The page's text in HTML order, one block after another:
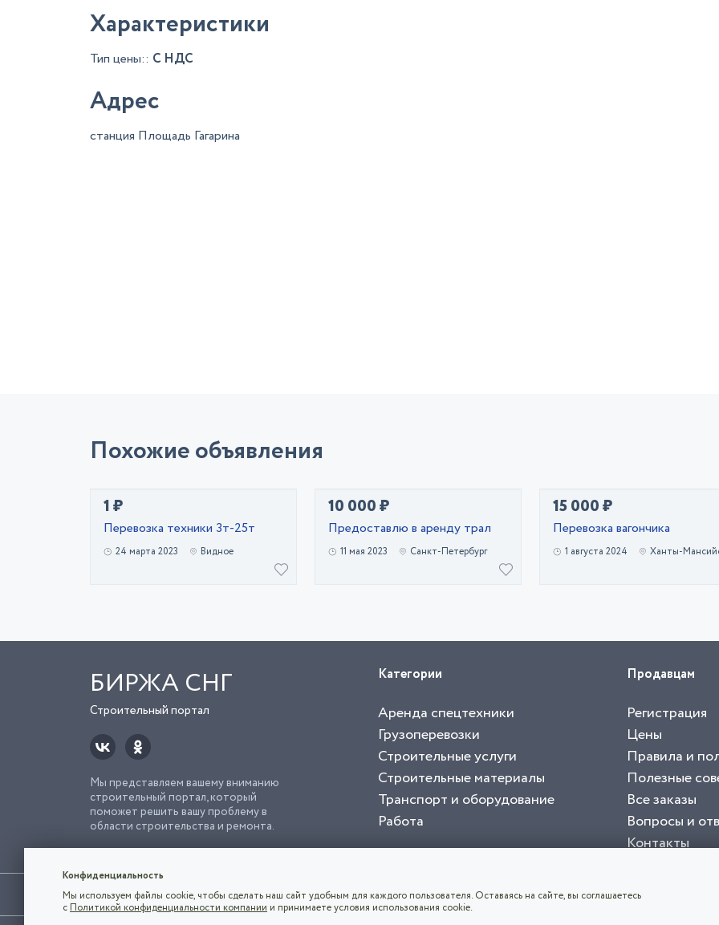
Характеристики
Тип цены:: С НДС
Адрес
станция Площадь Гагарина
Похожие объявления
1 ₽
Перевозка техники 3т-25т
24 марта 2023 Видное
10 000 ₽
Предоставлю в аренду трал
11 мая 2023 Санкт-Петербург
15 000 ₽
Перевозка вагончика
1 августа 2024 Ханты-
БИРЖА СНГ
Строительный портал
Мы представляем вашему вниманию
строительный портал, который
поможет решить вашу проблему в
области строительства и ремонта.
Категории
Аренда спецтехники
Грузоперевозки
Строительные услуги
Строительные материалы
Транспорт и оборудование
Работа
Продавцам
Регистрация
Цены
Правила и
Полезные
Все заказы
Вопросы и
Контакты
Использование сайта, в том числе подача объявлений, означает согласие с
владельца.
Конфиденциальность
Мы используем файлы cookie, чтобы сделать наш сайт удобным для каждого пользователя. Оставаясь на сайте, вы соглашаетесь
с Политикой конфиденциальности компании и принимаете условия использования cookie.
СКАЧАТЬ ПРИЛОЖЕНИЕ